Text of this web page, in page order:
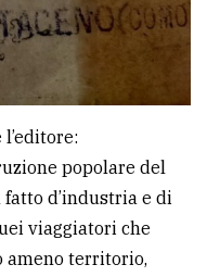
popolare del
d’industria e di
viaggiatori che
ameno territorio,